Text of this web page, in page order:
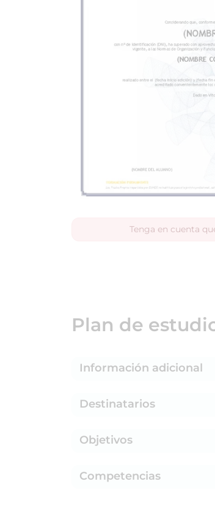
Tenga en cuenta
Plan de
Información adicional
Destinatarios
Objetivos
Competencias